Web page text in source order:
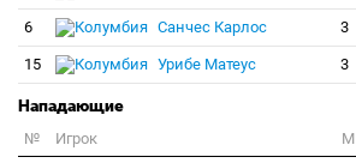
6 Санчес Карлос 3
15 Урибе Матеус 3
Нападающие
№ Игрок M